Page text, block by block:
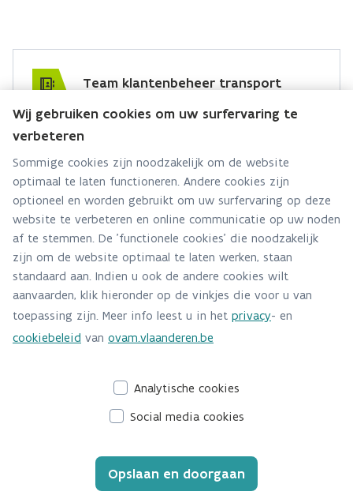
Keuring aanmaken
Informeer uw keuringsinstelling
registratieloket ter beschikking aan OVAM.
Bij een positief
keuringsresultaat moet u uw KBS
Bij eennegatiefkeuringsresultaat volgt OVAM de
keuring verder op.
Team klantenbeheer transport
Hebt u een vraag voor dit team? Stel ze hier:
Via contact formulier
Alle contactgegevens
Adres
Stationsstraat 110
2800 Mechelen
Route en bereikbaarheid
Telefoon
015284381
Wij gebruiken cookies om uw surfervaring te
verbeteren
Sommige cookies zijn noodzakelijk om de website
optimaal te laten functioneren. Andere cookies zijn
optioneel en worden gebruikt om uw surfervaring op deze
website te verbeteren en online communicatie op uw noden
af te stemmen. De 'functionele cookies' die noodzakelijk
zijn om de website optimaal te laten werken, staan
standaard aan. Indien u ook de andere cookies wilt
aanvaarden, klik hieronder op de vinkjes die voor u van
toepassing zijn. Meer info leest u in het privacy- en
cookiebeleid van ovam.vlaanderen.be
Analytische cookies
Social media cookies
Opslaan en doorgaan